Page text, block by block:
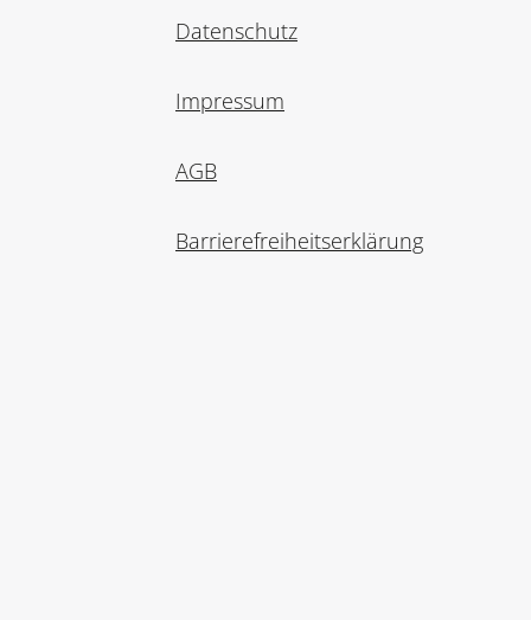
Datenschutz
Impressum
AGB
Barrierefreiheitserklärung